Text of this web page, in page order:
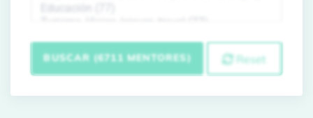
BUSCAR (6711 MENTORES) Reset